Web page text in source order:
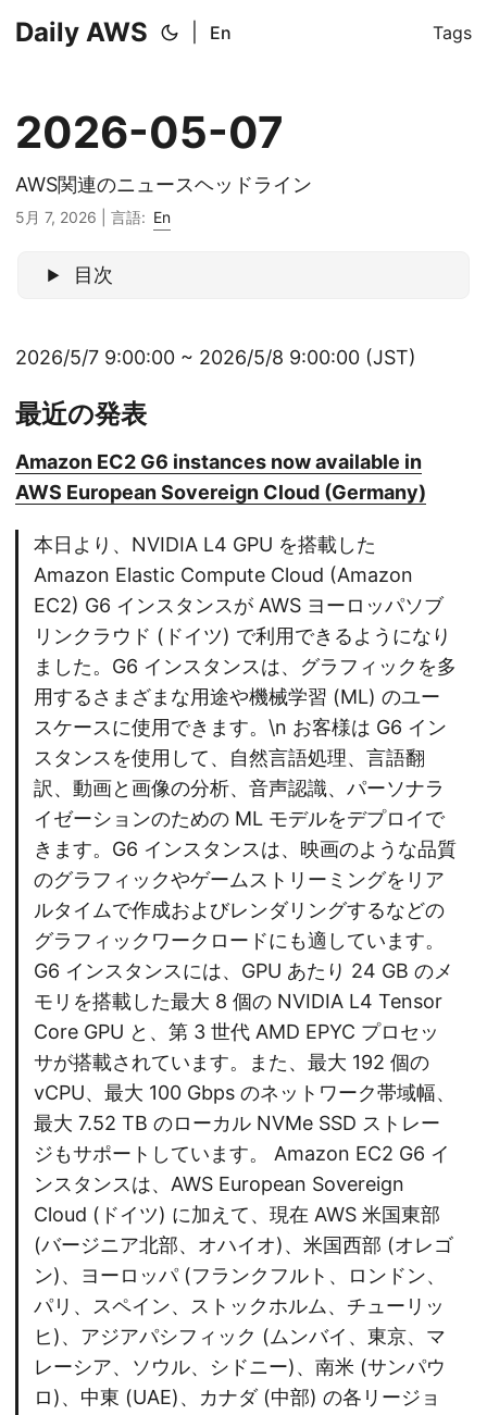
Daily AWS En Tags
2026-05-07
AWS関連のニュースヘッドライン
5月 7, 2026 言語: En
目次
2026/5/7 9:00:00 ~ 2026/5/8 9:00:00 (JST)
最近の発表
Amazon EC2 G6 instances now available in
AWS European Sovereign Cloud (Germany)
本日より、NVIDIA L4 GPU を搭載した
Amazon Elastic Compute Cloud (Amazon
EC2) G6 インスタンスが AWS ヨーロッパソブ
リンクラウド (ドイツ) で利用できるようになり
ました。G6 インスタンスは、グラフィックを多
用するさまざまな用途や機械学習 (ML) のユー
スケースに使用できます。\n お客様は G6 イン
スタンスを使用して、自然言語処理、言語翻
訳、動画と画像の分析、音声認識、パーソナラ
イゼーションのための ML モデルをデプロイで
きます。G6 インスタンスは、映画のような品質
のグラフィックやゲームストリーミングをリア
ルタイムで作成およびレンダリングするなどの
グラフィックワークロードにも適しています。
G6 インスタンスには、GPU あたり 24 GB のメ
モリを搭載した最大 8 個の NVIDIA L4 Tensor
Core GPU と、第 3 世代 AMD EPYC プロセッ
サが搭載されています。また、最大 192 個の
vCPU、最大 100 Gbps のネットワーク帯域幅、
最大 7.52 TB のローカル NVMe SSD ストレー
ジもサポートしています。 Amazon EC2 G6 イ
ンスタンスは、AWS European Sovereign
Cloud (ドイツ) に加えて、現在 AWS 米国東部
(バージニア北部、オハイオ)、米国西部 (オレゴ
ン)、ヨーロッパ (フランクフルト、ロンドン、
パリ、スペイン、ストックホルム、チューリッ
ヒ)、アジアパシフィック (ムンバイ、東京、マ
レーシア、ソウル、シドニー)、南米 (サンパウ
ロ)、中東 (UAE)、カナダ (中部) の各リージョ